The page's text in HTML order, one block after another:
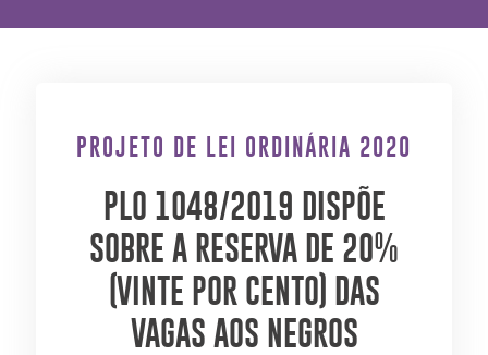
PROJETO DE LEI ORDINÁRIA 2020
PLO 1048/2019 DISPÕE
SOBRE A RESERVA DE 20%
(VINTE POR CENTO) DAS
VAGAS AOS NEGROS